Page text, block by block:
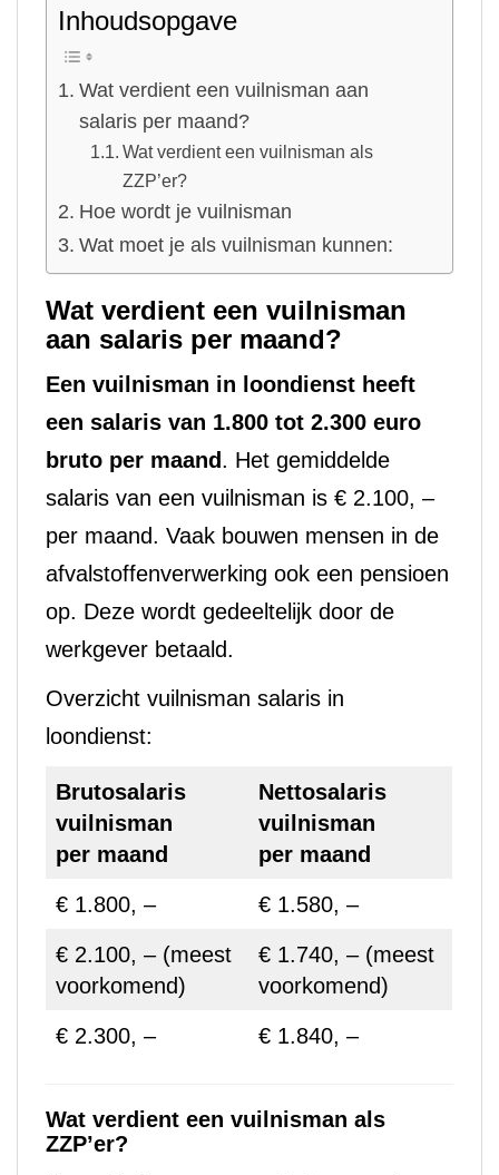
Inhoudsopgave
Wat verdient een vuilnisman aan
salaris per maand?
Wat verdient een vuilnisman als
ZZP’er?
Hoe wordt je vuilnisman
Wat moet je als vuilnisman kunnen:
Wat verdient een vuilnisman
aan salaris per maand?
Een vuilnisman in loondienst heeft
een salaris van 1.800 tot 2.300 euro
bruto per maand. Het gemiddelde
salaris van een vuilnisman is € 2.100, –
per maand. Vaak bouwen mensen in de
afvalstoffenverwerking ook een pensioen
op. Deze wordt gedeeltelijk door de
werkgever betaald.
Overzicht vuilnisman salaris in
loondienst:
Brutosalaris
vuilnisman
per maand
Nettosalaris
vuilnisman
per maand
€ 1.800, – € 1.580, –
€ 2.100, – (meest
voorkomend)
€ 1.740, – (meest
voorkomend)
€ 2.300, – € 1.840, –
Wat verdient een vuilnisman als
ZZP’er?